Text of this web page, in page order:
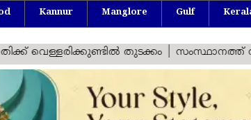
Kannur Manglore Gulf